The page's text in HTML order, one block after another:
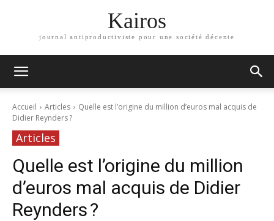
Kairos
journal antiproductiviste pour une société décente
Accueil Articles
Quelle est l’origine du million d’euros mal acquis de
Didier Reynders ?
Articles
Quelle est l’origine du million
d’euros mal acquis de Didier
Reynders ?